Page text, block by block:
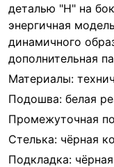
деталью "H" на
энергичная
динамичного
дополнительная
Материалы:
Подошва: белая
Промежуточная
Стелька: чёрная
Подкладка: